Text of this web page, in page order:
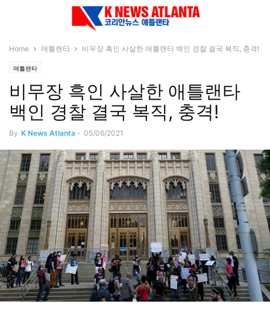
Home 애틀랜타 비무장 흑인 사살한 애틀랜타 백인 경찰 결국 복직, 충격!
애틀랜타
비무장 흑인 사살한 애틀랜타
백인 경찰 결국 복직, 충격!
By K News Atlanta - 05/06/2021